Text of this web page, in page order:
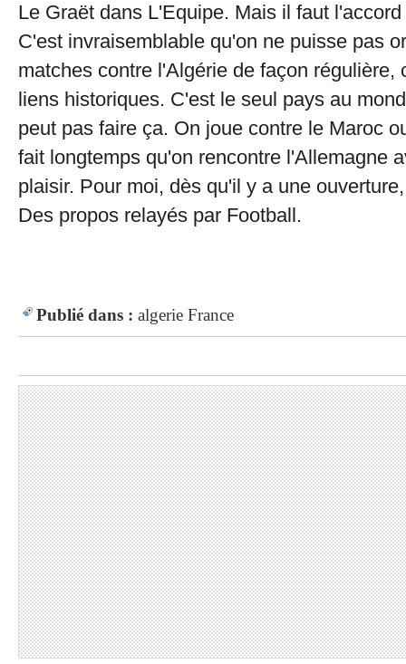
Le Graët dans L'Equipe. Mais il faut
C'est invraisemblable qu'on ne puisse pas
matches contre l'Algérie de façon régulière,
liens historiques. C'est le seul pays au
peut pas faire ça. On joue contre le Maroc
fait longtemps qu'on rencontre l'Allemagne
plaisir. Pour moi, dès qu'il y a une
Des propos relayés par Football.
Publié dans : algerie France